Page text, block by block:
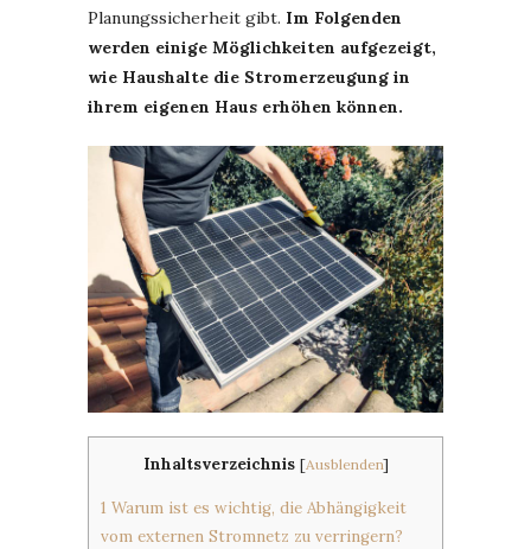
Planungssicherheit gibt. Im Folgenden
werden einige Möglichkeiten aufgezeigt,
wie Haushalte die Stromerzeugung in
ihrem eigenen Haus erhöhen können.
Inhaltsverzeichnis [Ausblenden]
1 Warum ist es wichtig, die Abhängigkeit
vom externen Stromnetz zu verringern?